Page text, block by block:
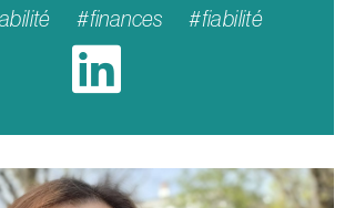
#finances #fiabilité